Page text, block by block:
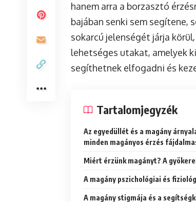
hanem arra a borzasztó
bajában senki sem segítene,
sokarcú jelenségét járja
lehetséges utakat, amelyek
segíthetnek elfogadni és
Tartalomjegyzék
Az egyedüllét és a magány
minden magányos érzés
Miért érzünk magányt? A
A magány pszichológiai és
A magány stigmája és a